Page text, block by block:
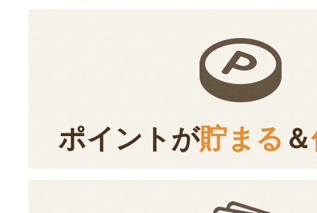
ポイントが貯まる ＆